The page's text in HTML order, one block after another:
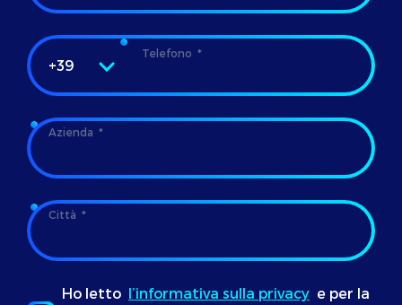
+39
Telefono
Azienda
Città
Ho letto l’informativa sulla privacy e per la